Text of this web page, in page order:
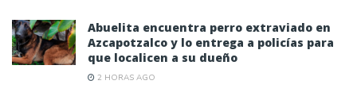
Abuelita encuentra perro extraviado en
Azcapotzalco y lo entrega a policías para
que localicen a su dueño
2 HORAS AGO